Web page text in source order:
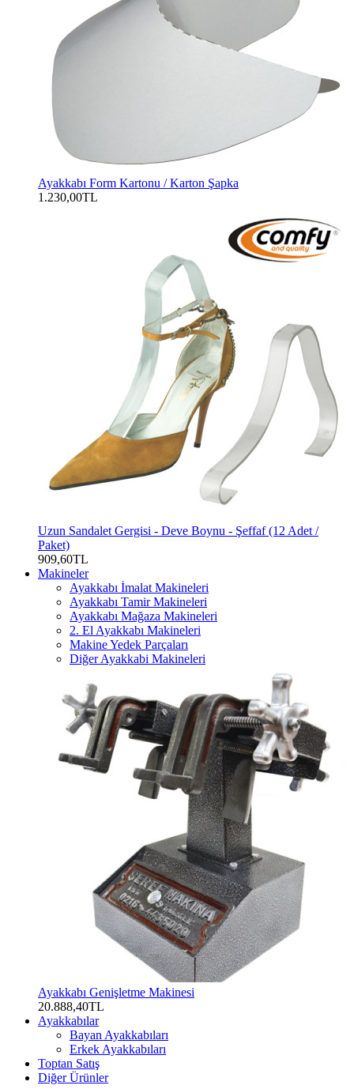
Ayakkabı Form Kartonu / Karton Şapka
1.230,00TL
Uzun Sandalet Gergisi - Deve Boynu - Şeffaf (12 Adet /
Paket)
909,60TL
Makineler
Ayakkabı İmalat Makineleri
Ayakkabı Tamir Makineleri
Ayakkabı Mağaza Makineleri
2. El Ayakkabı Makineleri
Makine Yedek Parçaları
Diğer Ayakkabi Makineleri
Ayakkabı Genişletme Makinesi
20.888,40TL
Ayakkabılar
Bayan Ayakkabıları
Erkek Ayakkabıları
Toptan Satış
Diğer Ürünler